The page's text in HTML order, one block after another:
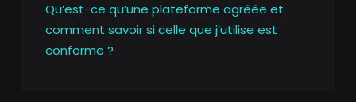
Qu’est-ce qu’une plateforme agréée et
comment savoir si celle que j’utilise est
conforme ?